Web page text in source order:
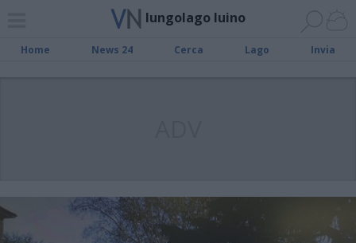
lungolago luino
Home News 24 Cerca Lago Invia